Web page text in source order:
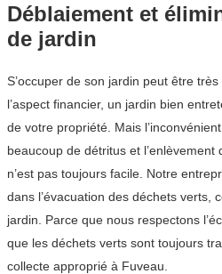
Déblaiement et
de jardin
S’occuper de son jardin peut être
l’aspect financier, un jardin bien
de votre propriété. Mais
beaucoup de détritus et
n’est pas toujours facile. Notre
dans l’évacuation des déchets verts,
jardin. Parce que nous respectons
que les déchets verts sont toujours
collecte approprié à Fuveau.